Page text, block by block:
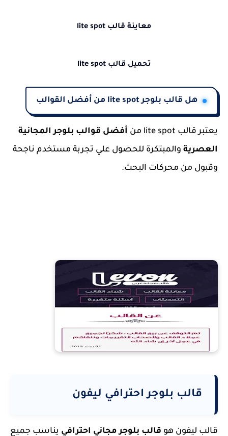
معاينة قالب lite spot
تحميل قالب lite spot
هل قالب بلوجر lite spot من أفضل القوالب
يعتبر قالب lite spot من
أفضل قوالب بلوجر المجانية
العصرية والمبتكرة للحصول علي تجربة مستخدم ناجحة
وقبول من محركات البحث.
قالب بلوجر احترافي ليفون
قالب ليفون هو قالب بلوجر مجاني احترافي يناسب جميع